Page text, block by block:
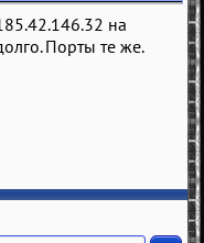
на
Порты те же.